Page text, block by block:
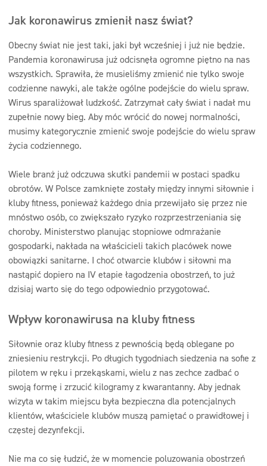
Jak koronawirus zmienił nasz świat?
Obecny świat nie jest taki, jaki był wcześniej i już nie będzie.
Pandemia koronawirusa już odcisnęła ogromne piętno na nas
wszystkich. Sprawiła, że musieliśmy zmienić nie tylko swoje
codzienne nawyki, ale także ogólne podejście do wielu spraw.
Wirus sparaliżował ludzkość. Zatrzymał cały świat i nadał mu
zupełnie nowy bieg. Aby móc wrócić do nowej normalności,
musimy kategorycznie zmienić swoje podejście do wielu spraw
życia codziennego.
Wiele branż już odczuwa skutki pandemii w postaci spadku
obrotów. W Polsce zamknięte zostały między innymi siłownie i
kluby fitness, ponieważ każdego dnia przewijało się przez nie
mnóstwo osób, co zwiększało ryzyko rozprzestrzeniania się
choroby. Ministerstwo planując stopniowe odmrażanie
gospodarki, nakłada na właścicieli takich placówek nowe
obowiązki sanitarne. I choć otwarcie klubów i siłowni ma
nastąpić dopiero na IV etapie łagodzenia obostrzeń, to już
dzisiaj warto się do tego odpowiednio przygotować.
Wpływ koronawirusa na kluby fitness
Siłownie oraz kluby fitness z pewnością będą oblegane po
zniesieniu restrykcji. Po długich tygodniach siedzenia na sofie z
pilotem w ręku i przekąskami, wielu z nas zechce zadbać o
swoją formę i zrzucić kilogramy z kwarantanny. Aby jednak
wizyta w takim miejscu była bezpieczna dla potencjalnych
klientów, właściciele klubów muszą pamiętać o prawidłowej i
częstej dezynfekcji.
Nie ma co się łudzić, że w momencie poluzowania obostrzeń